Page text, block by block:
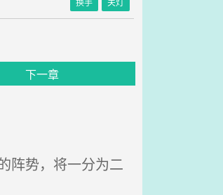
下一章
阵势，将一分为二